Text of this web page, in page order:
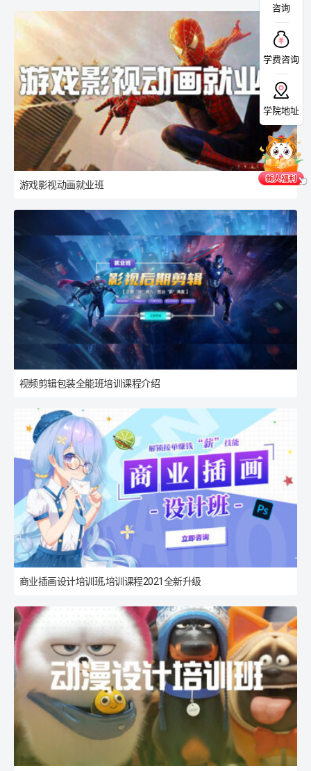
游戏影视动画就业班
视频剪辑包装全能班培训课程介绍
商业插画设计培训班,培训课程2021全新升级
咨询
学费咨询
学院地址